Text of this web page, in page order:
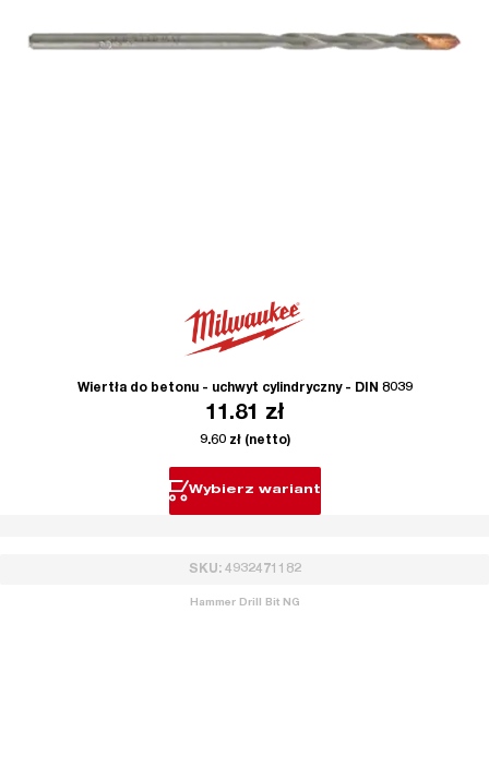
Wiertła do betonu - uchwyt cylindryczny - DIN 8039
11.81 zł
9.60 zł(netto)
Wybierz wariant
SKU: 4932471182
Hammer Drill Bit NG